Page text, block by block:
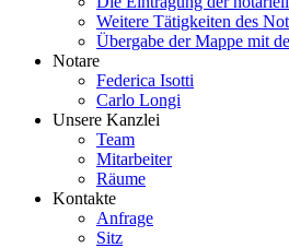
Weitere Tätigkeiten des
Übergabe der Mappe mit
Notare
Federica Isotti
Carlo Longi
Unsere Kanzlei
Team
Mitarbeiter
Räume
Kontakte
Anfrage
Sitz